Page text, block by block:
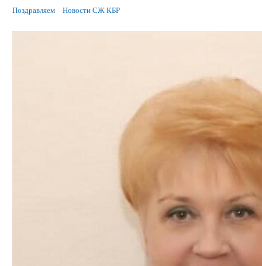
Поздравляем Новости СЖ КБР